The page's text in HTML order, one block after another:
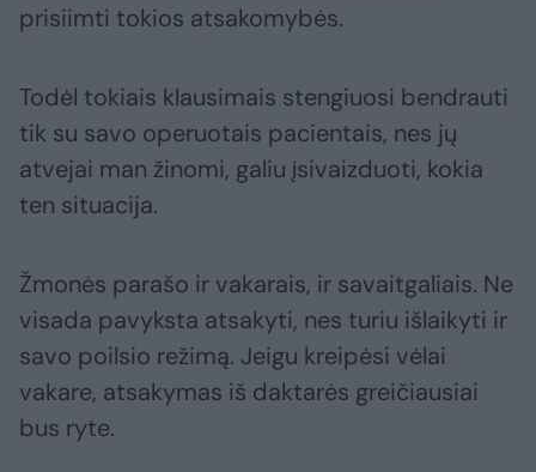
prisiimti tokios atsakomybės.
Todėl tokiais klausimais stengiuosi bendrauti
tik su savo operuotais pacientais, nes jų
atvejai man žinomi, galiu įsivaizduoti, kokia
ten situacija.
Žmonės parašo ir vakarais, ir savaitgaliais. Ne
visada pavyksta atsakyti, nes turiu išlaikyti ir
savo poilsio režimą. Jeigu kreipėsi vėlai
vakare, atsakymas iš daktarės greičiausiai
bus ryte.